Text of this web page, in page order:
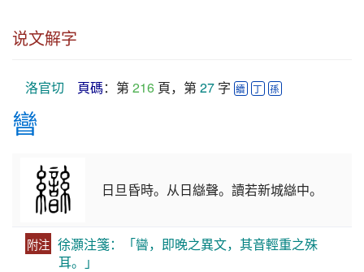
说文解字
洛官切 頁碼：第 216 頁，第 27 字 續 丁 孫
曫
日旦昏時。从日䜌聲。讀若新城䜌中。
附注 徐灝注箋：「曫，即晚之異文，其音輕重之殊
耳。」